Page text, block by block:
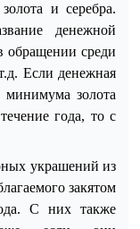
и серебра.
денежной
обращении среди
Если денежная
минимума золота
года, то с
украшений из
закятом
С них также